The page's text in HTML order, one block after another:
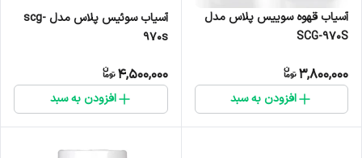
آسیاب قهوه سوییس پلاس مدل
SCG-970S
3,800,000
افزودن به سبد
آسیاب سوئیس پلاس مدل scg-
970s
4,500,000
افزودن به سبد